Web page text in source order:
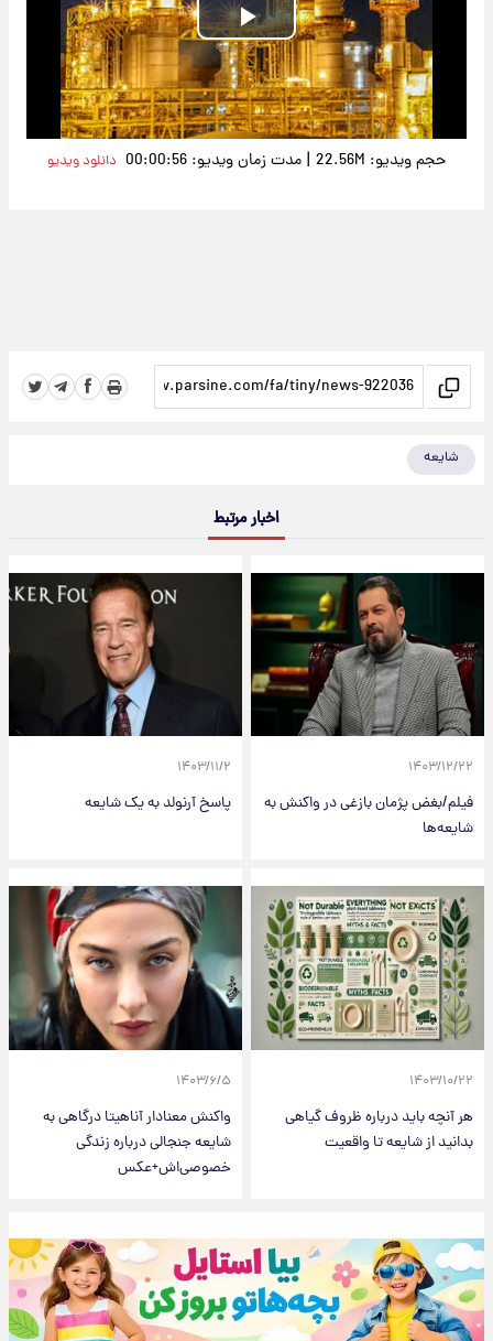
Play
Video
حجم ویدیو: 22.56M | مدت زمان ویدیو: 00:00:56 دانلود ویدیو
شایعه
اخبار مرتبط
۱۴۰۳/۱۲/۲۲
فیلم/بغض پژمان بازغی در واکنش به
شایعه‌ها
۱۴۰۳/۱۱/۲
پاسخ آرنولد به یک شایعه
۱۴۰۳/۱۰/۲۲
هر آنچه باید درباره ظروف گیاهی
بدانید از شایعه تا واقعیت
۱۴۰۳/۶/۵
واکنش معنادار آناهیتا درگاهی به
شایعه جنجالی درباره زندگی
خصوصی‌اش+عکس